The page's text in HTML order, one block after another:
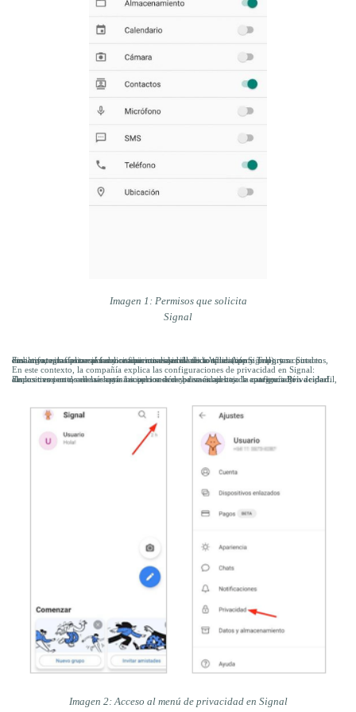
Imagen 1: Permisos que solicita
Signal
Finalmente, la aplicación solicita permisos similares a WhatsApp y Telegram. Sin embargo, estos corresponden a funcionalidades adicionales (como importar contactos, enviar fotografías o enviar y recibir mensajes de texto mediante Signal), y se pueden desactivar sin afectar al funcionamiento esencial de la aplicación.
En este contexto, la compañía explica las configuraciones de privacidad en Signal:
En los tres puntos en la esquina superior derecha se encuentra la configuración de perfil, dispositivos en donde se haya iniciado sesión y demás ajustes de apariencia y almacenamiento, además estás las opciones de privacidad bajo la categoríaPrivacidad.
Imagen 2: Acceso al menú de privacidad en Signal